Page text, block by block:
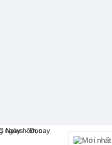
Mới nhất